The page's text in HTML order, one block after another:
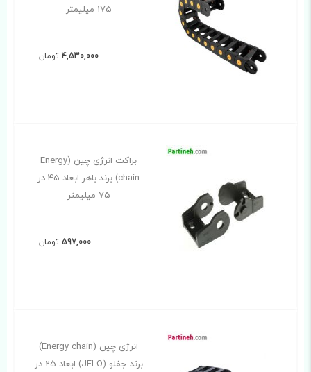
175 میلیمتر
4,530,000 تومان
براکت انرژی چین (Energy
chain) برند باهر ابعاد 45 در
75 میلیمتر
597,000 تومان
انرژی چین (Energy chain)
برند جفلو (JFLO) ابعاد 25 در